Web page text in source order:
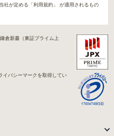
5.0
。
拝できる使い勝手が良いとこ
社が定める「利用規約」 が適用されるもの
倉新書（東証プライム上
イバシーマークを取得してい